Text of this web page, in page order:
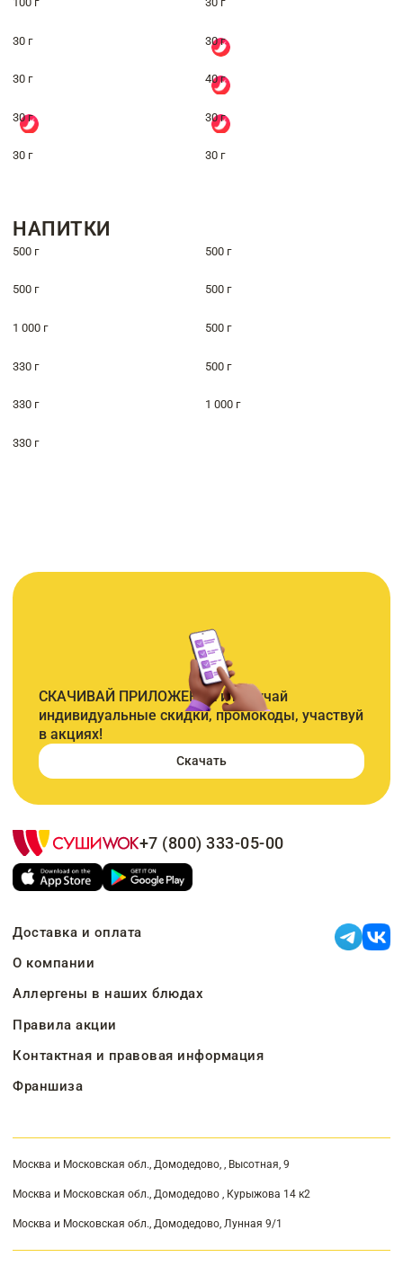
30 г 30 г
30 г 40 г
30 г 30 г
30 г 30 г
НАПИТКИ
500 г 500 г
500 г 500 г
1 000 г 500 г
330 г 500 г
330 г 1 000 г
330 г
СКАЧИВАЙ ПРИЛОЖЕНИЕ и получай
индивидуальные скидки, промокоды, участвуй
в акциях!
Скачать
+7 (800) 333-05-00
Доставка и оплата
О компании
Аллергены в наших блюдах
Правила акции
Контактная и правовая информация
Франшиза
Москва и Московская обл., Домодедово, , Высотная, 9
Москва и Московская обл., Домодедово , Курыжова 14 к2
Москва и Московская обл., Домодедово, Лунная 9/1